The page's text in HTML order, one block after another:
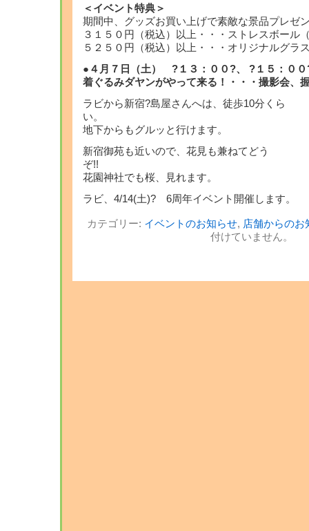
＜イベント特典＞
期間中、グッズお買い上げで素敵な景品プレゼ
３１５０円（税込）以上・・・ストレスボール
５２５０円（税込）以上・・・オリジナルグラ
●４月７日（土） ?１３：００?、 ?１５：００
着ぐるみダヤンがやって来る！・・・撮影会、
ラビから新宿?島屋さんへは、徒歩10分くら
地下からもグルッと行けます。
新宿御苑も近いので、花見も兼ねてどう
花園神社でも桜、見れます。
ラビ、4/14(土)? 6周年イベント開催します。
カテゴリー: イベントのお知らせ, 店舗からのお
付けていません。